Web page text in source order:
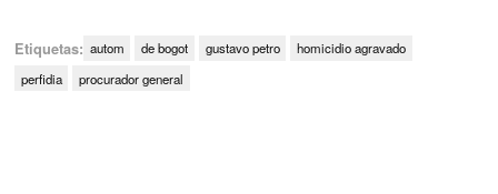
Etiquetas: autom de bogot gustavo petro
homicidio agravado
perfidia
procurador general